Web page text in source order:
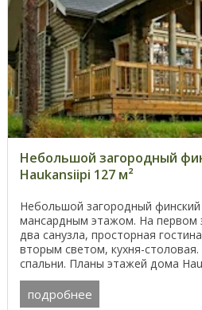
Небольшой загородный
Haukansiipi 127 м²
Небольшой загородный
мансардным этажом. На первом
два санузла, просторная
вторым светом, кухня-
спальни. Планы этажей дома
подробнее